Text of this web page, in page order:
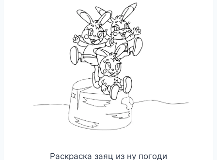
Раскраска заяц из ну погоди